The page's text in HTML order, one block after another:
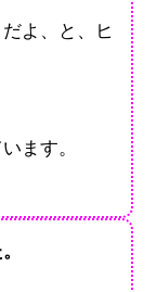
よ、と、ヒ
ます。